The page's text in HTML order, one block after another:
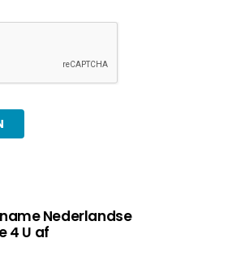
Nederlandse
4 U af